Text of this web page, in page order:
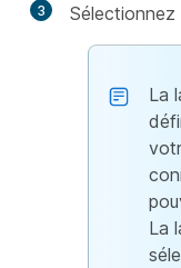
3
La
La